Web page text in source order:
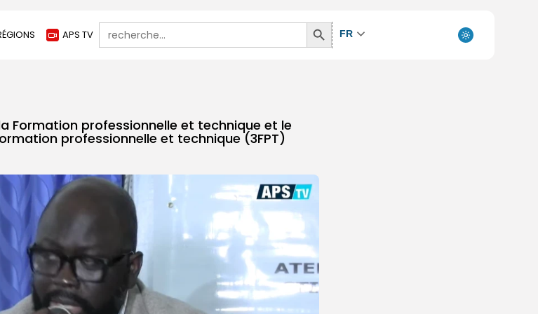
APS TV
Search
for:
Search
Button
FR
Formation professionnelle et technique et le
professionnelle et technique (3FPT)